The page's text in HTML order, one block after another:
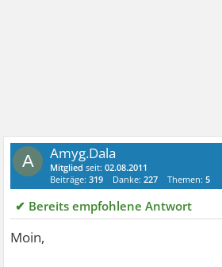
A Amyg.Dala
Mitglied seit:02.08.2011
Beiträge:319 Danke:227 Themen:5
✔ Bereits empfohlene Antwort
Moin,